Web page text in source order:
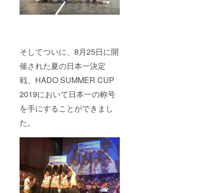
そしてついに、8月25日に開
催された夏の日本一決定
戦、HADO SUMMER CUP
2019において日本一の称号
を手にすることができまし
た。